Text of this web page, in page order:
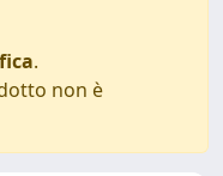
.
non è